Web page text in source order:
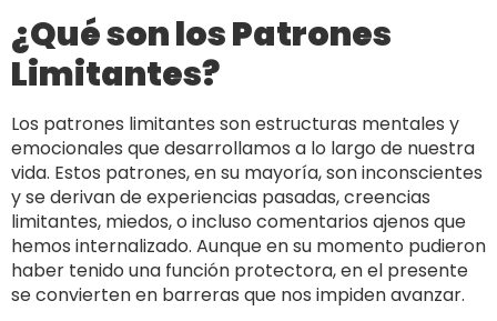
¿Qué son los Patrones
Limitantes?
Los patrones limitantes son estructuras mentales y
emocionales que desarrollamos a lo largo de nuestra
vida. Estos patrones, en su mayoría, son inconscientes
y se derivan de experiencias pasadas, creencias
limitantes, miedos, o incluso comentarios ajenos que
hemos internalizado. Aunque en su momento pudieron
haber tenido una función protectora, en el presente
se convierten en barreras que nos impiden avanzar.